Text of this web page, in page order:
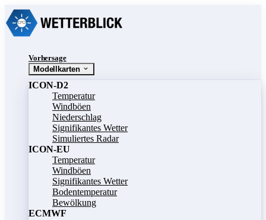
Vorhersage
Modellkarten
ICON-D2
Temperatur
Windböen
Niederschlag
Signifikantes Wetter
Simuliertes Radar
ICON-EU
Temperatur
Windböen
Signifikantes Wetter
Bodentemperatur
Bewölkung
ECMWF